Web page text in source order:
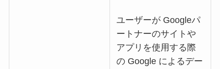
ユーザーが Googleパ
ートナーのサイトや
アプリを使用する際
の Google によるデー